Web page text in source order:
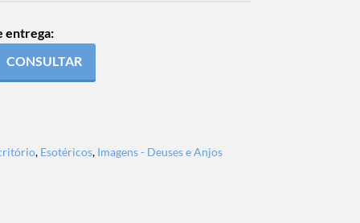
entrega:
CONSULTAR
, Esotéricos, Imagens - Deuses e Anjos